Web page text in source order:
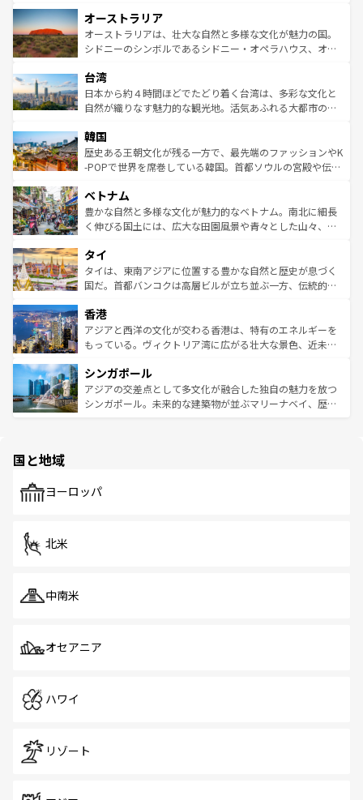
部のニューオーリンズでは、音楽と美食が融合した独特の
文化が魅力。旅行者はアメリカの各地域で異なる魅力を楽
しみながら、その多様性と豊かな歴史を感じることができ
ならではの贅沢な旅のスタイルだ。 なお、新着のアメリカ
情報はコンテンツ一覧を参照してほしい。
ワイ島は見逃せない。また、定番の観光地といえばオアフ
島だが、静かな自然を求めるならマウイ島やカウアイ島が
おすすめ。エメラルドグリーンに輝く海をはじめ、豊かな
れるおもてなしの心で訪れる人々を迎えてくれるハワイの
人々、おいしいローカルフードやハワイアンミュージッ
ク、伝統的なフラダンスなど、すべてがハワイの魅力を彩
ワイを、存分に味わってほしい。 なお、新着のハワイ情報
はコンテンツ一覧を参照してほしい。
オーストラリア
オーストラリアは、壮大な自然と多様な文化が魅力の国。
シドニーのシンボルであるシドニー・オペラハウス、オー
リアリーフや大陸中央部にそびえるウルル（エアーズロッ
ク）、タスマニアの美しい原生林やケアンズの熱帯雨林な
ど、見どころがたくさん。また、カフェやワイン、オージ
いる。アクティビティも充実しており、サーフィンやダイ
ビング、ハイキングなど、アウトドア好きにはたまらな
い。オーストラリアの多彩な魅力を存分に味わいつくそ
参照してほしい。
台湾
日本から約４時間ほどでたどり着く台湾は、多彩な文化と
自然が織りなす魅力的な観光地。活気あふれる大都市の台
ン）、静ひつな山岳地帯である台湾東部など、都市の喧騒
と山間の静けさが共存しており、訪れる人に新しい発見と
驚きをもたらしてくれる。また、奥深い台湾の食文化も魅
容にもいいと評判のスイーツなど、バラエティ豊かな料理
が味わえる。 なお、新着の台湾情報は コンテンツ一覧を参
照してほしい。
韓国
歴史ある王朝文化が残る一方で、最先端のファッションやK
-POPで世界を席巻している韓国。首都ソウルの宮殿や伝統
き、地方に足を延ばせば四季折々の自然美を楽しむことが
できる。そして、キムチや焼肉、絶品のストリートフード
まで、さまざまな韓国料理が待っている。夜には、韓国な
リティに包まれながら、韓国の多彩な魅力を心ゆくまで味
わってみてほしい。 なお、新着の韓国情報はコンテンツ一
覧を参照してほしい。
ベトナム
豊かな自然と多様な文化が魅力的なベトナム。南北に細長
く伸びる国土には、広大な田園風景や青々とした山々、世
急速な発展と共に伝統が息づく。ハノイの古い町並みやホ
ーチミン市のフランス統治時代の建物も、独特の雰囲気を
醸し出している。また、バラエティの豊かさとおいしさで
とつ。フォーやバインミー、ベトナムコーヒーなどは、ぜ
ひ現地で味わいたい。どの地域を訪れてもあたたかい人々
が旅行者を迎えてくれるので、きっと忘れられない旅にな
参照してほしい。
タイ
タイは、東南アジアに位置する豊かな自然と歴史が息づく
国だ。首都バンコクは高層ビルが立ち並ぶ一方、伝統的な
の活気が交差している。北部ではチェンマイなどの山岳地
帯で自然と触れ合い、南部ではプーケットやクラビの美し
いビーチでリゾート気分を楽しむことができる。タイ料理
激する。気候は一年中温暖で、どの季節にも異なる楽しみ
が待っている。親しみやすいタイの人々、仏教を中心とし
た文化、そして多様な観光資源が、訪れる旅人を魅了し続
香港
アジアと西洋の文化が交わる香港は、特有のエネルギーを
もっている。ヴィクトリア湾に広がる壮大な景色、近未来
み、どこを訪れても感動するはず。観光スポットが密集し
ており、効率よく見どころを回れるのも魅力。息をのむよ
うな絶景から文化的な体験まで、香港を存分に楽しみ尽く
シンガポール
アジアの交差点として多文化が融合した独自の魅力を放つ
シンガポール。未来的な建築物が並ぶマリーナベイ、歴史
で、ホーカーズは地元の風情を楽しめる外せないスポット
国と地域
ヨーロッパ
北米
中南米
オセアニア
ハワイ
リゾート